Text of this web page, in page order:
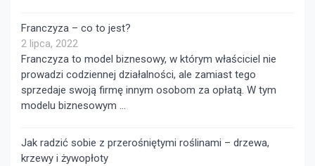
Franczyza – co to jest?
2 lipca, 2022
Franczyza to model biznesowy, w którym właściciel nie
prowadzi codziennej działalności, ale zamiast tego
sprzedaje swoją firmę innym osobom za opłatą. W tym
modelu biznesowym …
Jak radzić sobie z przerośniętymi roślinami – drzewa,
krzewy i żywopłoty